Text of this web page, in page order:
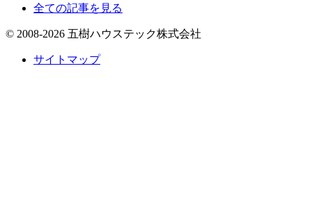
全ての記事を見る
© 2008-2026 五樹ハウステック株式会社
サイトマップ